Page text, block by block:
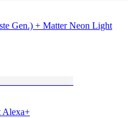
Gen.) + Matter Neon Light
Alexa+